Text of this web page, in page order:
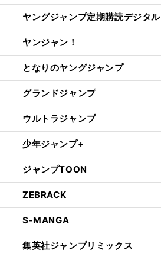
ヤングジャンプ定期購読デジタル
ヤンジャン！
となりのヤングジャンプ
グランドジャンプ
ウルトラジャンプ
少年ジャンプ+
ジャンプTOON
ZEBRACK
S-MANGA
集英社ジャンプリミックス